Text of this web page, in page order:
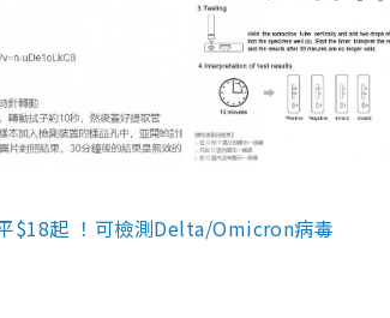
$18起 ！可檢測Delta/Omicron病毒